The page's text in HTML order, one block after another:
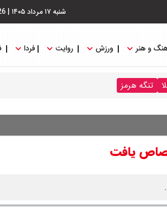
شنبه ۱۷ مرداد ۱۴۰۵ |
و هنر ورزش روایت فردا
تنگه هرمز
یافت